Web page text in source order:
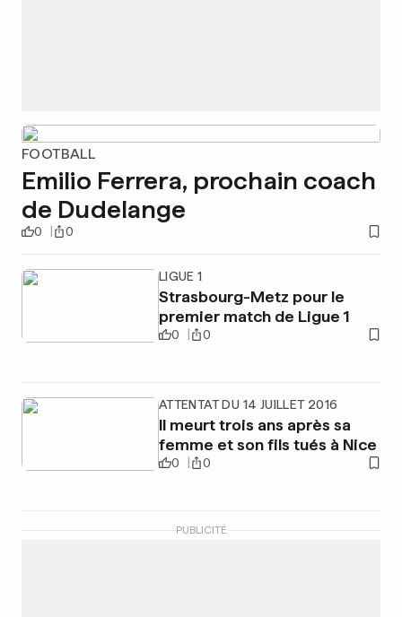
FOOTBALL
Emilio Ferrera, prochain coach
de Dudelange
0 0
LIGUE 1
Strasbourg-Metz pour le
premier match de Ligue 1
0 0
ATTENTAT DU 14 JUILLET 2016
Il meurt trois ans après sa
femme et son fils tués à Nice
0 0
PUBLICITÉ